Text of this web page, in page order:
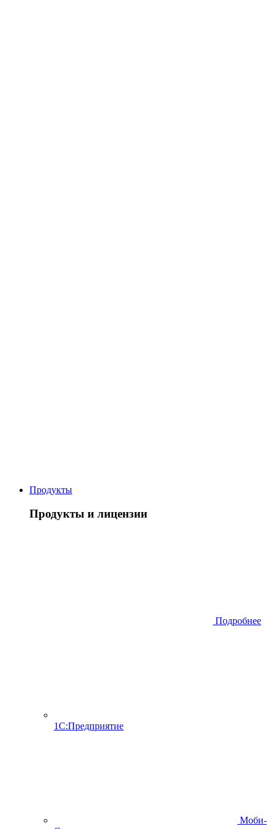
Продукты
Продукты и лицензии
Подробнее
1С:Предприятие
Моби-